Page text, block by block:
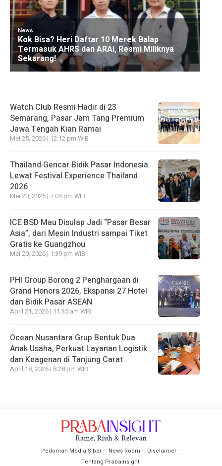
Watch Club Resmi Hadir di 23
Semarang, Pasar Jam Tang Premium
Jawa Tengah Kian Ramai
Mei 25, 2026 | 12:12 pm WIB
Thailand Gencar Bidik Pasar Indonesia
Lewat Festival Experience Thailand
2026
Mei 20, 2026 | 7:04 pm WIB
ICE BSD Mau Disulap Jadi “Pasar Besar
Asia”, dari Mesin Industri sampai Tiket
Gratis ke Guangzhou
Mei 20, 2026 | 1:39 pm WIB
PHI Group Borong 2 Penghargaan di
Grand Honors 2026, Ekspansi 27 Hotel
dan Bidik Pasar ASEAN
April 21, 2026 | 11:35 am WIB
Ocean Nusantara Grup Bentuk Dua
Anak Usaha, Perkuat Layanan Logistik
dan Keagenan di Tanjung Carat
April 18, 2026 | 8:28 pm WIB
Pedoman Media Siber News Room
Disclaimer
Tentang Prabainsight